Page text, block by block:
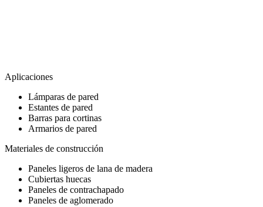
Aplicaciones
Lámparas de pared
Estantes de pared
Barras para cortinas
Armarios de pared
Materiales de construcción
Paneles ligeros de lana de madera
Cubiertas huecas
Paneles de contrachapado
Paneles de aglomerado